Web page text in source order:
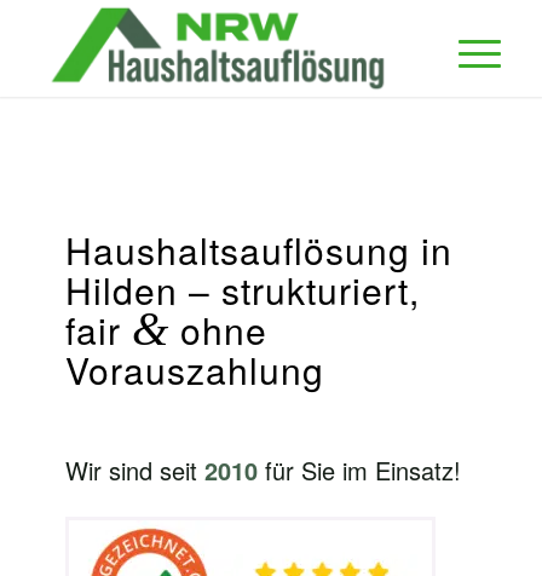
Haushaltsauflösung in
Hilden – strukturiert,
fair & ohne
Vorauszahlung
Wir sind seit 2010 für Sie im Einsatz!